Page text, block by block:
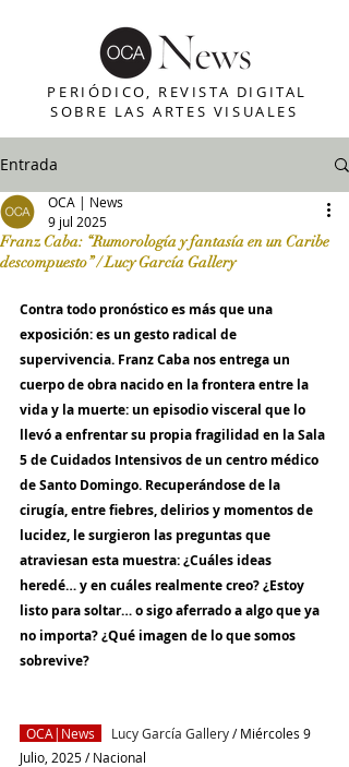
PERIÓDICO, REVISTA DIGITAL
SOBRE LAS ARTES VISUALES
Entrada
Franz Caba: “Rumorología y fantasía en un Caribe
descompuesto” / Lucy García Gallery
OCA | News
9 jul 2025
Contra todo pronóstico es más que una
exposición: es un gesto radical de
supervivencia. Franz Caba nos entrega un
cuerpo de obra nacido en la frontera entre la
vida y la muerte: un episodio visceral que lo
llevó a enfrentar su propia fragilidad en la Sala
5 de Cuidados Intensivos de un centro médico
de Santo Domingo. Recuperándose de la
cirugía, entre fiebres, delirios y momentos de
lucidez, le surgieron las preguntas que
atraviesan esta muestra: ¿Cuáles ideas
heredé… y en cuáles realmente creo? ¿Estoy
listo para soltar… o sigo aferrado a algo que ya
no importa? ¿Qué imagen de lo que somos
sobrevive?
OCA|News Lucy García Gallery / Miércoles 9
Julio, 2025 / Nacional